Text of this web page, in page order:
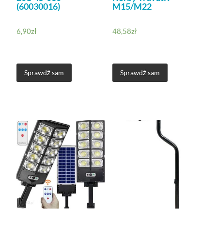
(60030016)
6,90zł
Sprawdź sam
M15/M22
48,58zł
Sprawdź sam